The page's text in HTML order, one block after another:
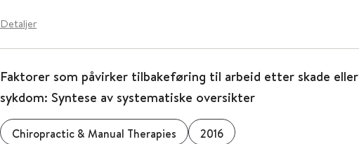
Detaljer
Faktorer som påvirker tilbakeføring til arbeid etter skade eller
sykdom: Syntese av systematiske oversikter
Chiropractic & Manual Therapies 2016